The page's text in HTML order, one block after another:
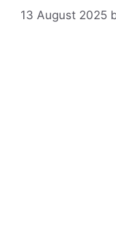
13 August 2025